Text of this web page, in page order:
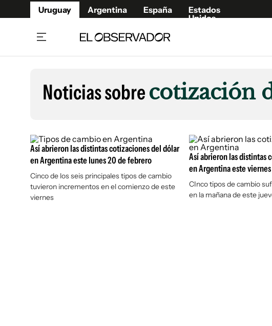
Uruguay Argentina España
Estados
Unidos
Beneficios Member
Café y Negocios
Economía y Empresas
Agro
Brand Studio
Fúnebres
Publicaciones
Newsletters
Argentina
España
Noticias sobrecotización
Así abrieron las distintas cotizaciones del dólar
en Argentina este lunes 20 de febrero
Cinco de los seis principales tipos de cambio
tuvieron incrementos en el comienzo de este
viernes
Así abrieron las distintas
en Argentina este
CInco tipos de cambio
en la mañana de este